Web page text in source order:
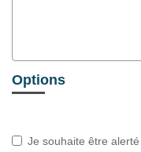
Options
Je souhaite être